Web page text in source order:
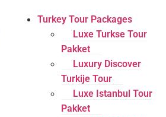
Turkey Tour Packages
Luxe Turkse Tour
Pakket
Luxury Discover
Turkije Tour
Luxe Istanbul Tour
Pakket